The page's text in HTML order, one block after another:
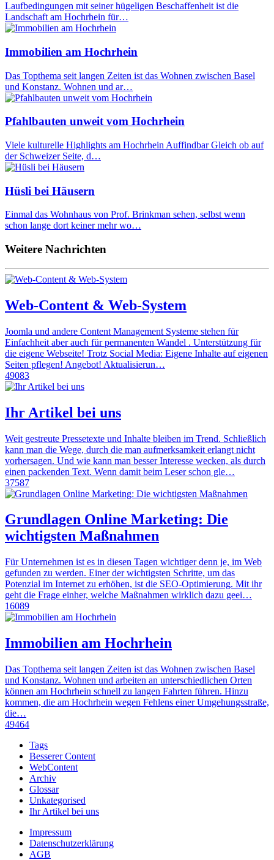
Laufbedingungen mit seiner hügeligen Beschaffenheit ist die
Landschaft am Hochrhein für…
Immobilien am Hochrhein
Das Topthema seit langen Zeiten ist das Wohnen zwischen Basel
und Konstanz. Wohnen und ar…
Pfahlbauten unweit vom Hochrhein
Viele kulturelle Highlights am Hochrhein Auffindbar Gleich ob auf
der Schweizer Seite, d…
Hüsli bei Häusern
Einmal das Wohnhaus von Prof. Brinkman sehen, selbst wenn
schon lange dort keiner mehr wo…
Weitere Nachrichten
Web-Content & Web-System
Joomla und andere Content Management Systeme stehen für
Einfachheit aber auch für permanenten Wandel . Unterstützung für
die eigene Webseite! Trotz Social Media: Eigene Inhalte auf eigenen
Seiten pflegen! Angebot! Aktualisierun…
49083
Ihr Artikel bei uns
Weit gestreute Pressetexte und Inhalte bleiben im Trend. Schließlich
kann man die Wege, durch die man aufmerksamkeit erlangt nicht
vorhersagen. Und wie kann man besser Interesse wecken, als durch
einen packenden Text. Wenn damit beim Leser schon gle…
37587
Grundlagen Online Marketing: Die
wichtigsten Maßnahmen
Für Unternehmen ist es in diesen Tagen wichtiger denn je, im Web
gefunden zu werden. Einer der wichtigsten Schritte, um das
Potenzial im Internet zu erhöhen, ist die SEO-Optimierung. Mit ihr
geht die Frage einher, welche Maßnahmen wirklich dazu geei…
16089
Immobilien am Hochrhein
Das Topthema seit langen Zeiten ist das Wohnen zwischen Basel
und Konstanz. Wohnen und arbeiten an unterschiedlichen Orten
können am Hochrhein schnell zu langen Fahrten führen. Hinzu
kommen, die am Hochrhein wegen Fehlens einer Umgehungsstraße,
die…
49464
Tags
Besserer Content
WebContent
Archiv
Glossar
Unkategorised
Ihr Artikel bei uns
Impressum
Datenschutzerklärung
AGB